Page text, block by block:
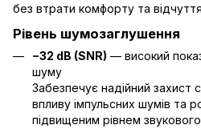
без втрати комфорту та
Рівень шумозаглушення
−32 dB (SNR) — високий
шуму
Забезпечує надійний захист
впливу імпульсних шумів та
підвищеним рівнем